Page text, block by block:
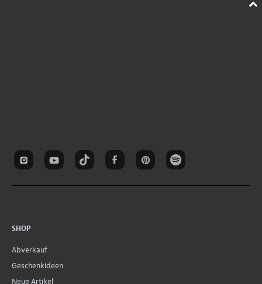
SHOP
Abverkauf
Geschenkideen
Neue Artikel